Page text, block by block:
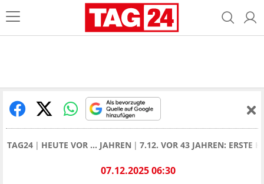
TAG24 HEUTE VOR ... JAHREN 7.12. VOR 43 JAHREN: ERSTE
07.12.2025 06:30